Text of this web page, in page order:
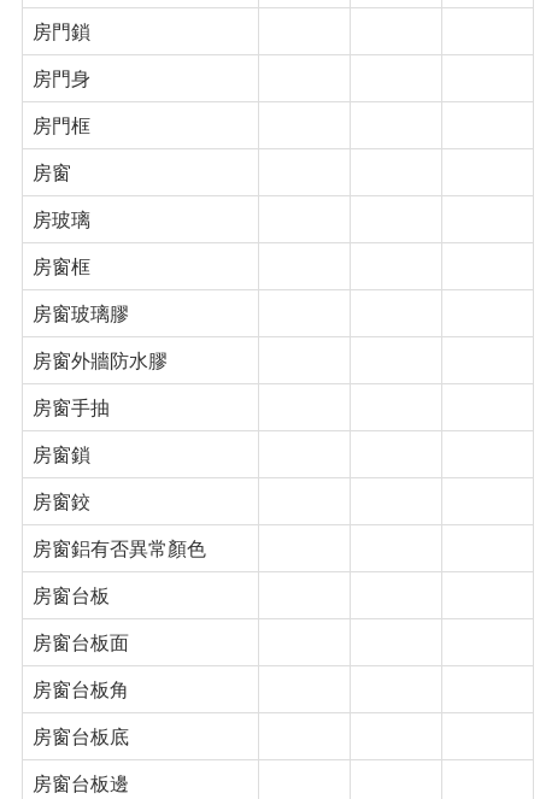
房門鎖
房門身
房門框
房窗
房玻璃
房窗框
房窗玻璃膠
房窗外牆防水膠
房窗手抽
房窗鎖
房窗鉸
房窗鋁有否異常顏色
房窗台板
房窗台板面
房窗台板角
房窗台板底
房窗台板邊